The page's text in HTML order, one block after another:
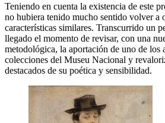
Teniendo en cuenta la existencia de este
no hubiera tenido mucho sentido volver a
características similares. Transcurrido un
llegado el momento de revisar, con una
metodológica, la aportación de uno de los
colecciones del Museu Nacional y
destacados de su poética y sensibilidad.